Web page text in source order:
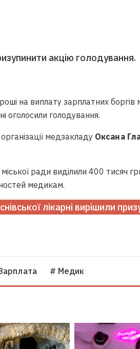
акцію голодування.
на виплату зарплатних
оголосили голодування.
медзакладу Оксана
ради виділили 400 тисяч
медикам.
лікарні вирішили
# Медик